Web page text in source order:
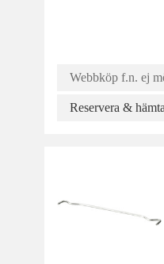
Webbköp f.n. ej
Reservera & hämta